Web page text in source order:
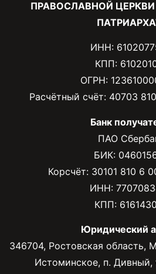
ПРАВОСЛАВНОЙ
ИНН:
КПП:
ОГРН:
Расчётный счёт: 40703
Банк
ПАО
БИК:
Корсчёт: 30101 810 6
ИНН:
КПП:
Юридический
346704, Ростовская область,
Истоминское, п. Дивный,